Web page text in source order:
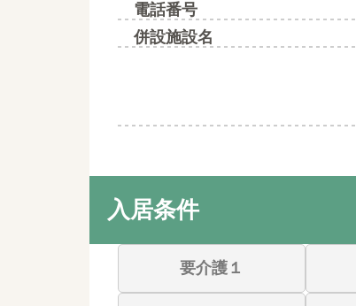
電話番号
併設施設名
入居条件
要介護１